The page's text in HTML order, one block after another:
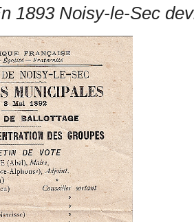
1893 Noisy-le-Sec